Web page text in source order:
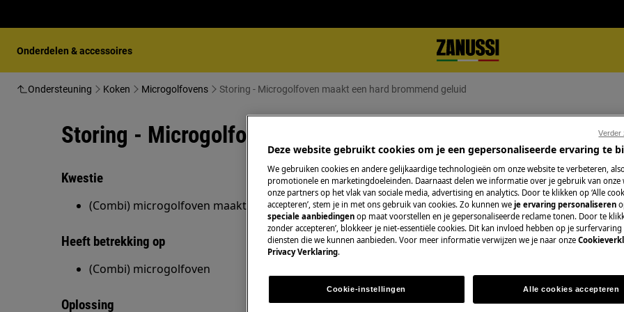
Onderdelen & accessoires
Ondersteuning Koken Microgolfovens Storing - Microgolfoven maakt een hard brommend geluid
Storing - Microgolfoven maakt een hard brommend geluid
Kwestie
(Combi) microgolfoven maakt een hard brommend geluid.
Heeft betrekking op
(Combi) microgolfoven
Oplossing
Boek een
Maak een
gekwalificeerde
onze
Herstelling
Deze website gebruikt cookies om je een gepersonaliseerde ervaring te
We gebruiken cookies en andere gelijkaardige technologieën om onze website te verbeteren,
promotionele en marketingdoeleinden. Daarnaast delen we informatie over je gebruik van onze
onze partners op het vlak van sociale media, advertising en analytics. Door te klikken op ‘Alle
accepteren’, stem je in met ons gebruik van cookies. Zo kunnen we je ervaring personaliseren
speciale aanbiedingen op maat voorstellen en je gepersonaliseerde reclame tonen. Door te
zonder accepteren’, blokkeer je niet-essentiële cookies. Dit kan invloed hebben op je
diensten die we kunnen aanbieden. Voor meer informatie verwijzen we je naar onze
Privacy Verklaring.
Cookie-instellingen Alle cookies accepteren
Verder